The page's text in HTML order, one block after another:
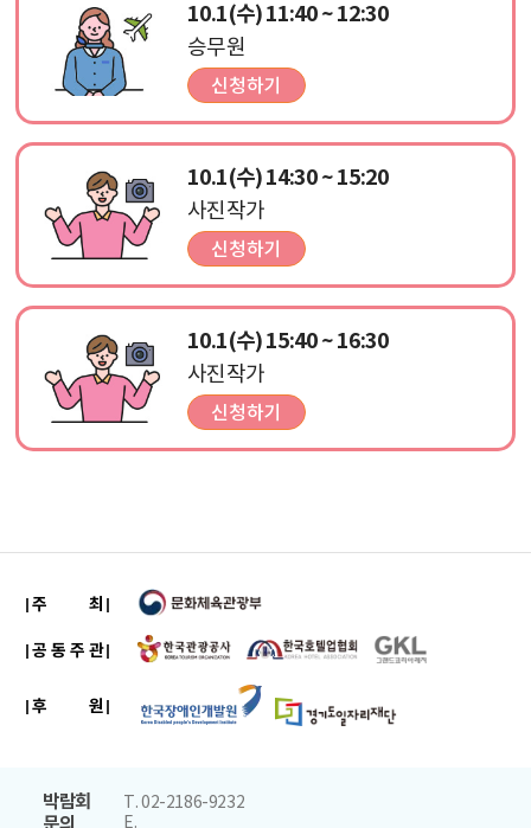
10.1(수) 11:40 ~ 12:30
승무원
10.1(수) 14:30 ~ 15:20
사진작가
10.1(수) 15:40 ~ 16:30
사진작가
주 최
공 동 주 관
후 원
박람회
T. 02-2186-9232
E.